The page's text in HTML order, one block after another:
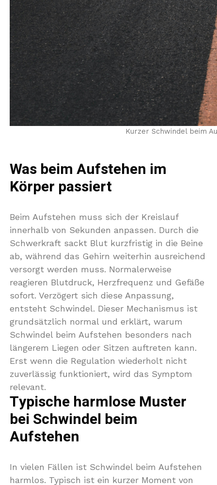
Kurzer Schwindel beim
Was beim Aufstehen im
Körper passiert
Beim Aufstehen muss sich der Kreislauf
innerhalb von Sekunden anpassen. Durch die
Schwerkraft sackt Blut kurzfristig in die Beine
ab, während das Gehirn weiterhin ausreichend
versorgt werden muss. Normalerweise
reagieren Blutdruck, Herzfrequenz und Gefäße
sofort. Verzögert sich diese Anpassung,
entsteht Schwindel. Dieser Mechanismus ist
grundsätzlich normal und erklärt, warum
Schwindel beim Aufstehen besonders nach
längerem Liegen oder Sitzen auftreten kann.
Erst wenn die Regulation wiederholt nicht
zuverlässig funktioniert, wird das Symptom
relevant.
Typische harmlose Muster
bei Schwindel beim
Aufstehen
In vielen Fällen ist Schwindel beim Aufstehen
harmlos. Typisch ist ein kurzer Moment von